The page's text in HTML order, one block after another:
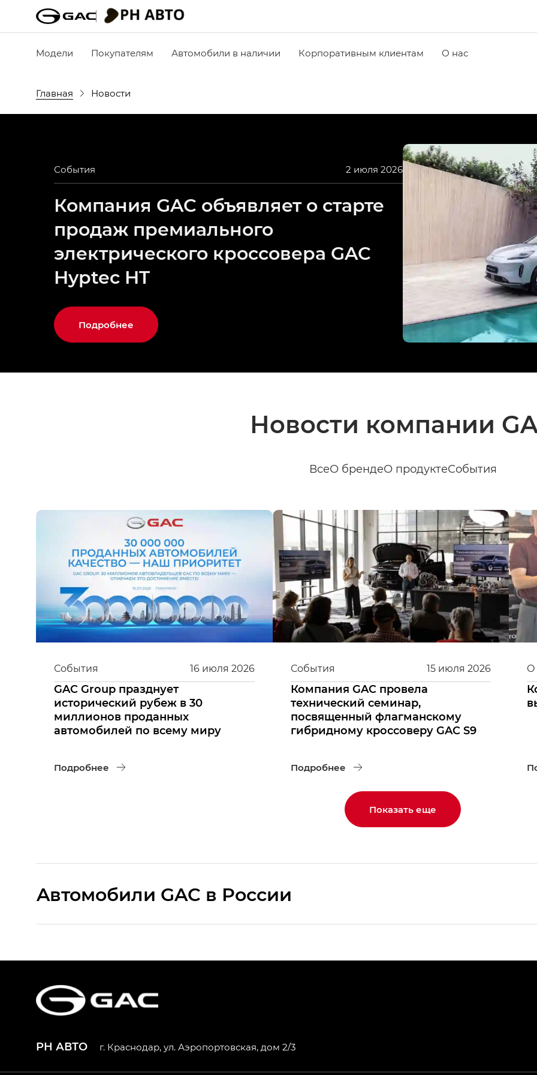
Модели Покупателям Автомобили в наличии Корпоративным клиентам О нас
Главная Новости
События 2 июля 2026
Компания GAC объявляет о старте
продаж премиального
электрического кроссовера GAC
Hyptec HT
Подробнее
Новости компании
ВсеО брендеО продуктеСобытия
16 июля 2026
События
GAC Group празднует
исторический рубеж в 30
миллионов проданных
автомобилей по всему миру
Подробнее
15 июля 2026
События
Компания GAC провела
технический семинар,
посвященный флагманскому
гибридному кроссоверу GAC S9
Подробнее
О
Показать еще
Aвтомобили GAC в России
HYPTEC HT — Хайптек Эйч Ти (HYPTEC HT) в комплектации Экс ПРЕМИУМ — EX PREMIUM
РН АВТО г. Краснодар, ул. Аэропортовская, дом 2/3